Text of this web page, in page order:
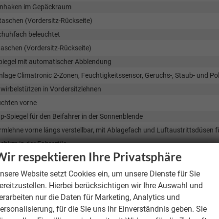
im Gepäckraum
(Vordersitz-Rückseite)
beleuchtet
(Vordersitz-Rückseite)
mit automatischer Abblendung
Climatronic 2-Zonen, Feuchtigkeitssensor, Geruchs-, Staub- und
in Vordersitzlehnen
vorne
Spiegel für den Beifahrer in der Sonnenblende
vorne längs verstellbar, mit Ablagefach und Luftaustrittsdüsen
in der Fahrertür
vorne
Glasdach, Sonnenrollo elektrisch (Brillenfach im Dachhimmel entfällt)
ab B-Säule abgedunkelt
10"
respektieren Ihre Privatsphäre
Website setzt Cookies ein, um unsere Dienste für Sie
Hierbei berücksichtigen wir Ihre Auswahl und
nur die Daten für Marketing, Analytics und
für die Sie uns Ihr Einverständnis geben. Sie